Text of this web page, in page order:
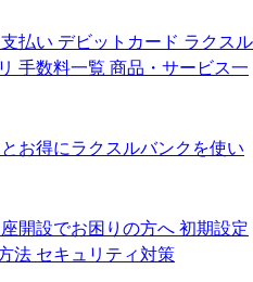
払い デビットカード ラクスル
手数料一覧 商品・サービス一
お得にラクスルバンクを使い
開設でお困りの方へ初期設定
法 セキュリティ対策